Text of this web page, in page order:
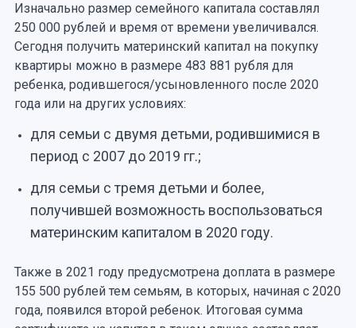
Изначально размер семейного капитала составлял
250 000 рублей и время от времени увеличивался.
Сегодня получить материнский капитал на покупку
квартиры можно в размере 483 881 рубля для
ребенка, родившегося/усыновленного после 2020
года или на других условиях:
для семьи с двумя детьми, родившимися в
период с 2007 до 2019 гг.;
для семьи с тремя детьми и более,
получившей возможность воспользоваться
материнским капиталом в 2020 году.
Также в 2021 году предусмотрена доплата в размере
155 500 рублей тем семьям, в которых, начиная с 2020
года, появился второй ребенок. Итоговая сумма